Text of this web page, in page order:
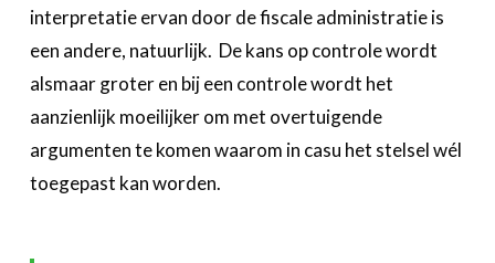
interpretatie ervan door de fiscale administratie is
een andere, natuurlijk. De kans op controle wordt
alsmaar groter en bij een controle wordt het
aanzienlijk moeilijker om met overtuigende
argumenten te komen waarom in casu het stelsel wél
toegepast kan worden.